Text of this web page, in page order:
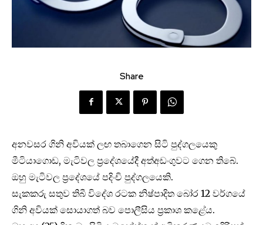
Share
අනවසර ගිනි අවියක් ලඟ තබාගෙන සිටි පුද්ගලයෙකු
මීටියාගොඩ, මැටිවල ප්‍රදේශයේදී අත්අඩංගුවට ගෙන තිබේ.
ඔහු මැටිවල ප්‍රදේශයේ පදිංචි පුද්ගලයෙකි.
සැකකරු සතුව තිබී විදේශ රටක නිෂ්පාදිත බෝර 12 වර්ගයේ
ගිනි අවියක් සොයාගත් බව පොලීසිය ප්‍රකාශ කළේය.